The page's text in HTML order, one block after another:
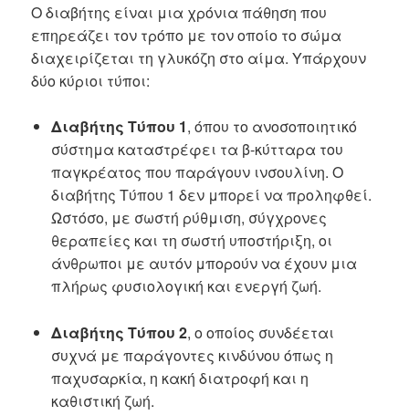
Ο διαβήτης είναι μια χρόνια πάθηση που
επηρεάζει τον τρόπο με τον οποίο το σώμα
διαχειρίζεται τη γλυκόζη στο αίμα. Υπάρχουν
δύο κύριοι τύποι:
Διαβήτης Τύπου 1, όπου το ανοσοποιητικό
σύστημα καταστρέφει τα β-κύτταρα του
παγκρέατος που παράγουν ινσουλίνη. Ο
διαβήτης Τύπου 1 δεν μπορεί να προληφθεί.
Ωστόσο, με σωστή ρύθμιση, σύγχρονες
θεραπείες και τη σωστή υποστήριξη, οι
άνθρωποι με αυτόν μπορούν να έχουν μια
πλήρως φυσιολογική και ενεργή ζωή.
Διαβήτης Τύπου 2, ο οποίος συνδέεται
συχνά με παράγοντες κινδύνου όπως η
παχυσαρκία, η κακή διατροφή και η
καθιστική ζωή.